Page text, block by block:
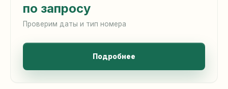
по запросу
Проверим даты и тип номера
Подробнее